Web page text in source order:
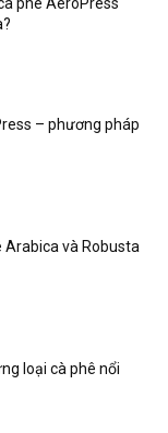
– phương pháp
Arabica và Robusta
loại cà phê nổi